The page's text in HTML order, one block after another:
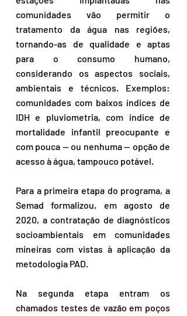
comunidades vão permitir o
tratamento da água nas regiões,
tornando-as de qualidade e aptas
para o consumo humano,
considerando os aspectos sociais,
ambientais e técnicos. Exemplos:
comunidades com baixos índices de
IDH e pluviometria, com índice de
mortalidade infantil preocupante e
com pouca — ou nenhuma — opção de
acesso à água, tampouco potável.
Para a primeira etapa do programa, a
Semad formalizou, em agosto de
2020, a contratação de diagnósticos
socioambientais em comunidades
mineiras com vistas à aplicação da
metodologia PAD.
Na segunda etapa entram os
chamados testes de vazão em poços